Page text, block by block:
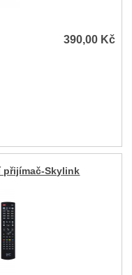
390,00 Kč
přijímač-Skylink